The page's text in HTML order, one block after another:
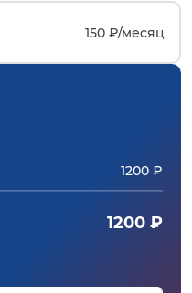
150 ₽/месяц
1200 ₽
1200 ₽